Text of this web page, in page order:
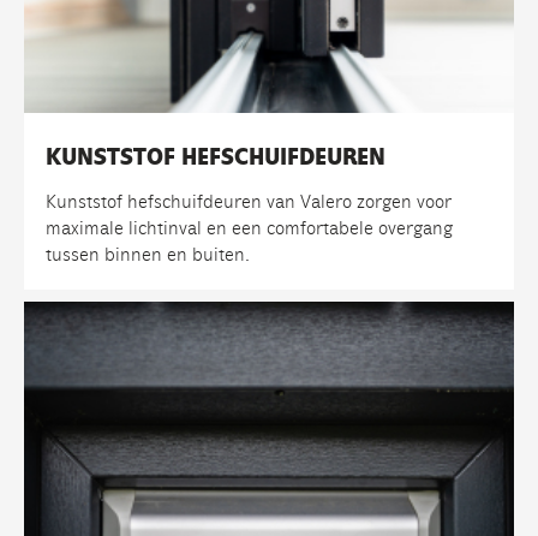
KUNSTSTOF HEFSCHUIFDEUREN
Kunststof hefschuifdeuren van Valero zorgen voor
maximale lichtinval en een comfortabele overgang
tussen binnen en buiten.